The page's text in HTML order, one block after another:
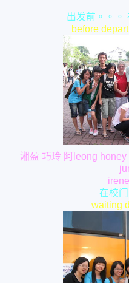
出发前。。。
before
湘盈 巧玲 阿leong
在校
waiting